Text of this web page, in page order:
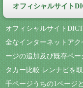
オフィシャルサイト
オフィシャルサイト
全なインターネットア
ージの追加及び既存ペ
タカー比較 レンナビを
千ページうちの1ページ